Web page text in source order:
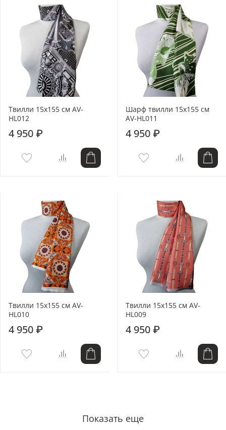
Твилли 15x155 см AV-
HL012
4 950 ₽
Шарф твилли 15x155 см
AV-HL011
4 950 ₽
Твилли 15x155 см AV-
HL010
4 950 ₽
Твилли 15x155 см AV-
HL009
4 950 ₽
Показать еще